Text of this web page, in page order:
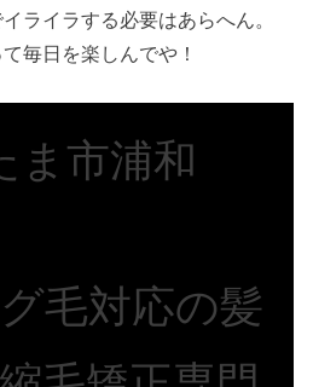
ライラする必要はあらへん。
毎日を楽しんでや！
ま市浦和
毛対応の髪